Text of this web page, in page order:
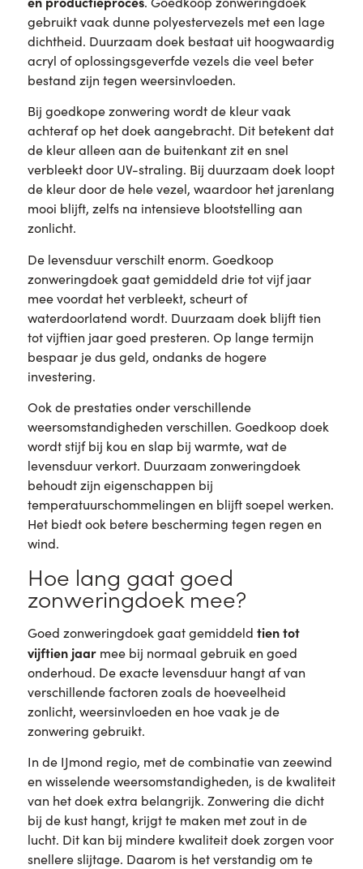
gebruikt vaak dunne polyestervezels met een lage
dichtheid. Duurzaam doek bestaat uit hoogwaardig
acryl of oplossingsgeverfde vezels die veel beter
bestand zijn tegen weersinvloeden.
Bij goedkope zonwering wordt de kleur vaak
achteraf op het doek aangebracht. Dit betekent dat
de kleur alleen aan de buitenkant zit en snel
verbleekt door UV-straling. Bij duurzaam doek loopt
de kleur door de hele vezel, waardoor het jarenlang
mooi blijft, zelfs na intensieve blootstelling aan
zonlicht.
De levensduur verschilt enorm. Goedkoop
zonweringdoek gaat gemiddeld drie tot vijf jaar
mee voordat het verbleekt, scheurt of
waterdoorlatend wordt. Duurzaam doek blijft tien
tot vijftien jaar goed presteren. Op lange termijn
bespaar je dus geld, ondanks de hogere
investering.
Ook de prestaties onder verschillende
weersomstandigheden verschillen. Goedkoop doek
wordt stijf bij kou en slap bij warmte, wat de
levensduur verkort. Duurzaam zonweringdoek
behoudt zijn eigenschappen bij
temperatuurschommelingen en blijft soepel werken.
Het biedt ook betere bescherming tegen regen en
wind.
Hoe lang gaat goed
zonweringdoek mee?
Goed zonweringdoek gaat gemiddeld tien tot
vijftien jaarmee bij normaal gebruik en goed
onderhoud. De exacte levensduur hangt af van
verschillende factoren zoals de hoeveelheid
zonlicht, weersinvloeden en hoe vaak je de
zonwering gebruikt.
In de IJmond regio, met de combinatie van zeewind
en wisselende weersomstandigheden, is de kwaliteit
van het doek extra belangrijk. Zonwering die dicht
bij de kust hangt, krijgt te maken met zout in de
lucht. Dit kan bij mindere kwaliteit doek zorgen voor
snellere slijtage. Daarom is het verstandig om te